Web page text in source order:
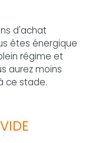
d'achat
êtes énergique
régime et
aurez moins
ce stade.